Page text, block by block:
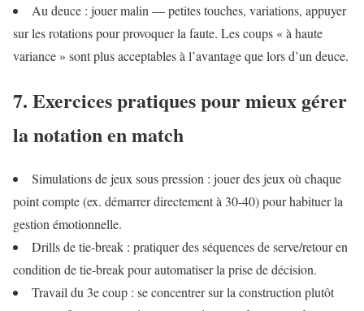
Au deuce : jouer malin — petites touches, variations, appuyer
sur les rotations pour provoquer la faute. Les coups « à haute
variance » sont plus acceptables à l’avantage que lors d’un deuce.
7. Exercices pratiques pour mieux gérer
la notation en match
Simulations de jeux sous pression : jouer des jeux où chaque
point compte (ex. démarrer directement à 30-40) pour habituer la
gestion émotionnelle.
Drills de tie-break : pratiquer des séquences de serve/retour en
condition de tie-break pour automatiser la prise de décision.
Travail du 3e coup : se concentrer sur la construction plutôt